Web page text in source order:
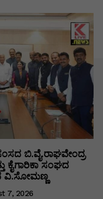
ಬಿ.ವೈ.ರಾಘವೇಂದ್ರ
ಕೈಗಾರಿಕಾ ಸಂಘದ
ವಿ‌.ಸೋಮಣ್ಣ
7, 2026